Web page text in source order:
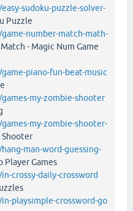
sudoku-puzzle-solver-
Puzzle
number-match-math-
- Magic Num Game
piano-fun-beat-music
my-zombie-shooter
my-zombie-shooter-
Shooter
man-word-guessing-
Player Games
crossy-daily-crossword
playsimple-crossword-go